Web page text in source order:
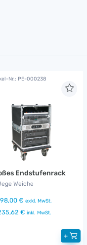
Nr.: PE-000238
Endstufenrack
Weiche
€ exkl. MwSt.
€ inkl. MwSt.
+